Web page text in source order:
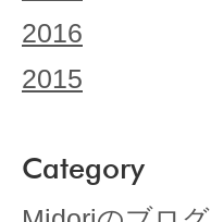
2016
2015
Category